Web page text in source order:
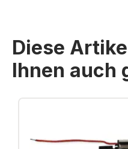
Diese
Ihnen auch
Produktgalerie